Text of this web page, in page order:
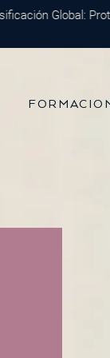
Global: